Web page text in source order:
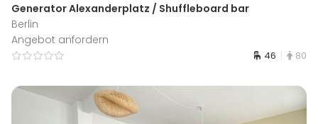
Generator Alexanderplatz / Shuffleboard bar
Berlin
Angebot anfordern
46 80